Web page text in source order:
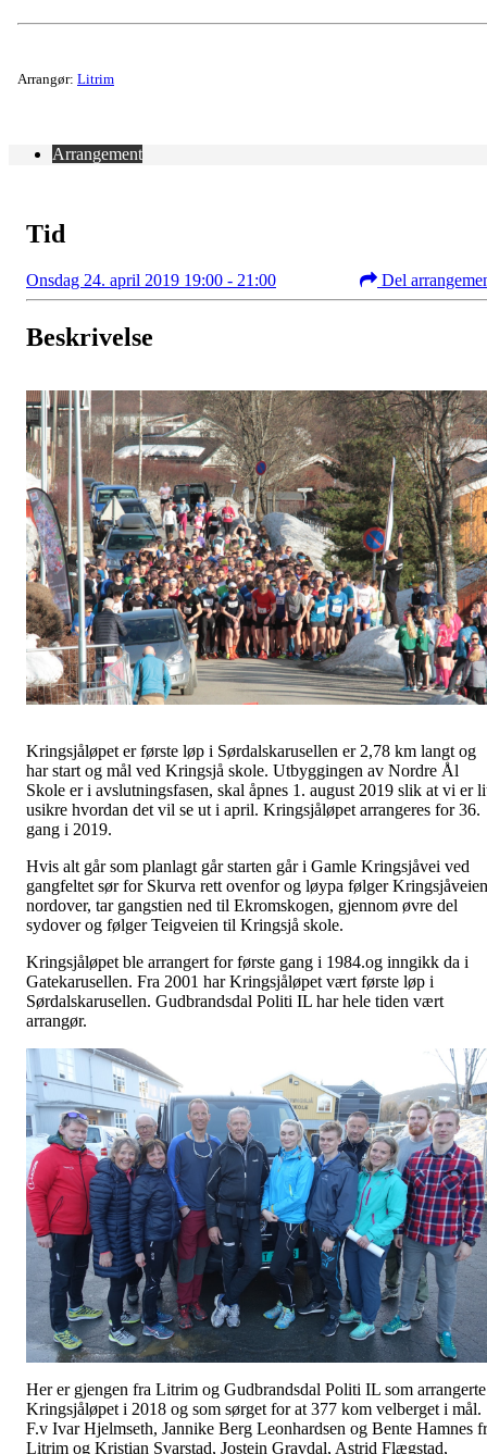
Arrangør: Litrim
Arrangement
Tid
Onsdag 24. april 2019 19:00 - 21:00 Del
Beskrivelse
Kringsjåløpet er første løp i Sørdalskarusellen er 2,78 km langt og
har start og mål ved Kringsjå skole. Utbyggingen av Nordre Ål
Skole er i avslutningsfasen, skal åpnes 1. august 2019 slik at vi er
usikre hvordan det vil se ut i april. Kringsjåløpet arrangeres for 36.
gang i 2019.
Hvis alt går som planlagt går starten går i Gamle Kringsjåvei ved
gangfeltet sør for Skurva rett ovenfor og løypa følger Kringsjåveien
nordover, tar gangstien ned til Ekromskogen, gjennom øvre del
sydover og følger Teigveien til Kringsjå skole.
Kringsjåløpet ble arrangert for første gang i 1984.og inngikk da i
Gatekarusellen. Fra 2001 har Kringsjåløpet vært første løp i
Sørdalskarusellen. Gudbrandsdal Politi IL har hele tiden vært
arrangør.
Her er gjengen fra Litrim og Gudbrandsdal Politi IL som arrangerte
Kringsjåløpet i 2018 og som sørget for at 377 kom velberget i mål.
F.v Ivar Hjelmseth, Jannike Berg Leonhardsen og Bente Hamnes
Litrim og Kristian Svarstad, Jostein Gravdal, Astrid Flægstad,